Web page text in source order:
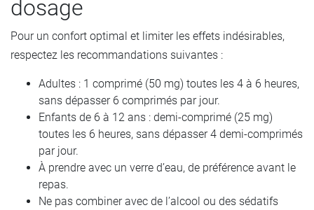
dosage
Pour un confort optimal et limiter les effets indésirables,
respectez les recommandations suivantes :
Adultes : 1 comprimé (50 mg) toutes les 4 à 6 heures,
sans dépasser 6 comprimés par jour.
Enfants de 6 à 12 ans : demi-comprimé (25 mg)
toutes les 6 heures, sans dépasser 4 demi-comprimés
par jour.
À prendre avec un verre d’eau, de préférence avant le
repas.
Ne pas combiner avec de l’alcool ou des sédatifs